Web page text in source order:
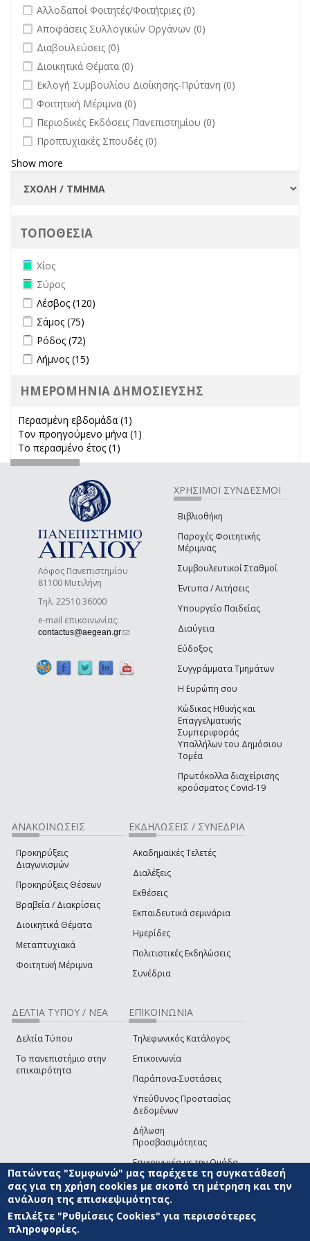
undefined
Αλλοδαποί Φοιτητές/Φοιτήτριες (0)
undefined
Αποφάσεις Συλλογικών Οργάνων (0)
undefined
Διαβουλεύσεις (0)
undefined
Διοικητικά Θέματα (0)
undefined
Εκλογή Συμβουλίου Διοίκησης-Πρύτανη (0)
undefined
Φοιτητική Μέριμνα (0)
undefined
Περιοδικές Εκδόσεις Πανεπιστημίου (0)
undefined
Προπτυχιακές Σπουδές (0)
Show more
ΤΟΠΟΘΕΣΙΑ
Remove Χίος filter
Χίος
Remove Σύρος filter
Σύρος
Apply Λέσβος filter
Λέσβος (120)
Apply Σάμος filter
Σάμος (75)
Apply Ρόδος filter
Ρόδος (72)
Apply Λήμνος filter
Λήμνος (15)
ΗΜΕΡΟΜΗΝΙΑ ΔΗΜΟΣΙΕΥΣΗΣ
Περασμένη εβδομάδα (1)
Τον προηγούμενο μήνα (1)
Το περασμένο έτος (1)
Λόφος Πανεπιστημίου
81100 Μυτιλήνη
Τηλ. 22510 36000
e-mail επικοινωνίας:
contactus@aegean.gr(link sends e-mail)
ΧΡΗΣΙΜΟΙ ΣΥΝΔΕΣΜΟΙ
Βιβλιοθήκη
Παροχές Φοιτητικής
Μέριμνας
Συμβουλευτικοί Σταθμοί
Έντυπα / Αιτήσεις
Υπουργείο Παιδείας
Διαύγεια
Εύδοξος
Συγγράμματα Τμημάτων
Η Ευρώπη σου
Κώδικας Ηθικής και
Επαγγελματικής
Συμπεριφοράς
Υπαλλήλων του Δημόσιου
Τομέα
Πρωτόκολλα διαχείρισης
κρούσματος Covid-19
ΑΝΑΚΟΙΝΩΣΕΙΣ
Προκηρύξεις
Διαγωνισμών
Προκηρύξεις Θέσεων
Βραβεία / Διακρίσεις
Διοικητικά Θέματα
Μεταπτυχιακά
Φοιτητική Μέριμνα
ΕΚΔΗΛΩΣΕΙΣ / ΣΥΝΕΔΡΙΑ
Ακαδημαϊκές Τελετές
Διαλέξεις
Εκθέσεις
Εκπαιδευτικά σεμινάρια
Ημερίδες
Πολιτιστικές Εκδηλώσεις
Συνέδρια
ΔΕΛΤΙΑ ΤΥΠΟΥ / ΝΕΑ
Δελτία Τύπου
Το πανεπιστήμιο στην
επικαιρότητα
ΕΠΙΚΟΙΝΩΝΙΑ
Τηλεφωνικός Κατάλογος
Επικοινωνία
Παράπονα-Συστάσεις
Υπεύθυνος Προστασίας
Δεδομένων
Δήλωση
Προσβασιμότητας
Επικοινωνία με την Ομάδα
Ανάπτυξης του site(link sends e-mail)
© ΠΑΝΕΠΙΣΤΗΜΙΟ ΑΙΓΑΙΟΥ ΟΡΟΙ ΧΡΗΣΗΣ
ΑΝΑΠΤΥΞΗΣ
Πατώντας "Συμφωνώ" μας παρέχετε τη συγκατάθεσή
σας για τη χρήση cookies με σκοπό τη μέτρηση και την
ανάλυση της επισκεψιμότητας.
Επιλέξτε "Ρυθμίσεις Cookies" για περισσότερες
πληροφορίες.